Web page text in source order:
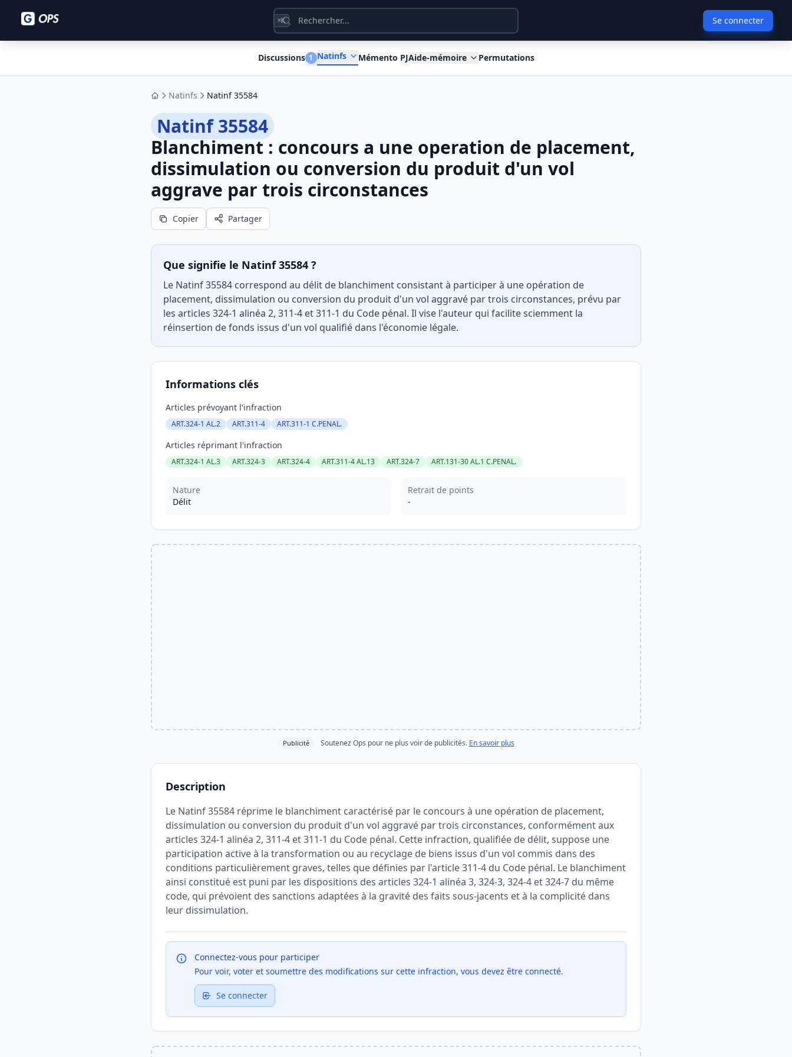
⌘K Se connecter
Discussions 1 Natinfs Mémento PJAide-mémoire Permutations
AccueilNatinfs Natinf 35584
Natinf 35584
Blanchiment : concours a une operation de placement,
dissimulation ou conversion du produit d'un vol
aggrave par trois circonstances
Copier Partager
Que signifie le Natinf 35584 ?
Le Natinf 35584 correspond au délit de blanchiment consistant à participer à une opération de
placement, dissimulation ou conversion du produit d'un vol aggravé par trois circonstances, prévu par
les articles 324-1 alinéa 2, 311-4 et 311-1 du Code pénal. Il vise l'auteur qui facilite sciemment la
réinsertion de fonds issus d'un vol qualifié dans l'économie légale.
Informations clés
Articles prévoyant l'infraction
ART.324-1 AL.2 ART.311-4 ART.311-1 C.PENAL.
Articles réprimant l'infraction
ART.324-1 AL.3 ART.324-3 ART.324-4 ART.311-4 AL.13 ART.324-7 ART.131-30 AL.1 C.PENAL.
Nature
Délit
Retrait de points
-
Publicité Soutenez Ops pour ne plus voir de publicités. En savoir plus
Description
Le Natinf 35584 réprime le blanchiment caractérisé par le concours à une opération de placement,
dissimulation ou conversion du produit d'un vol aggravé par trois circonstances, conformément aux
articles 324-1 alinéa 2, 311-4 et 311-1 du Code pénal. Cette infraction, qualifiée de délit, suppose une
participation active à la transformation ou au recyclage de biens issus d'un vol commis dans des
conditions particulièrement graves, telles que définies par l'article 311-4 du Code pénal. Le blanchiment
ainsi constitué est puni par les dispositions des articles 324-1 alinéa 3, 324-3, 324-4 et 324-7 du même
code, qui prévoient des sanctions adaptées à la gravité des faits sous-jacents et à la complicité dans
leur dissimulation.
Connectez-vous pour participer
Pour voir, voter et soumettre des modifications sur cette infraction, vous devez être connecté.
Se connecter